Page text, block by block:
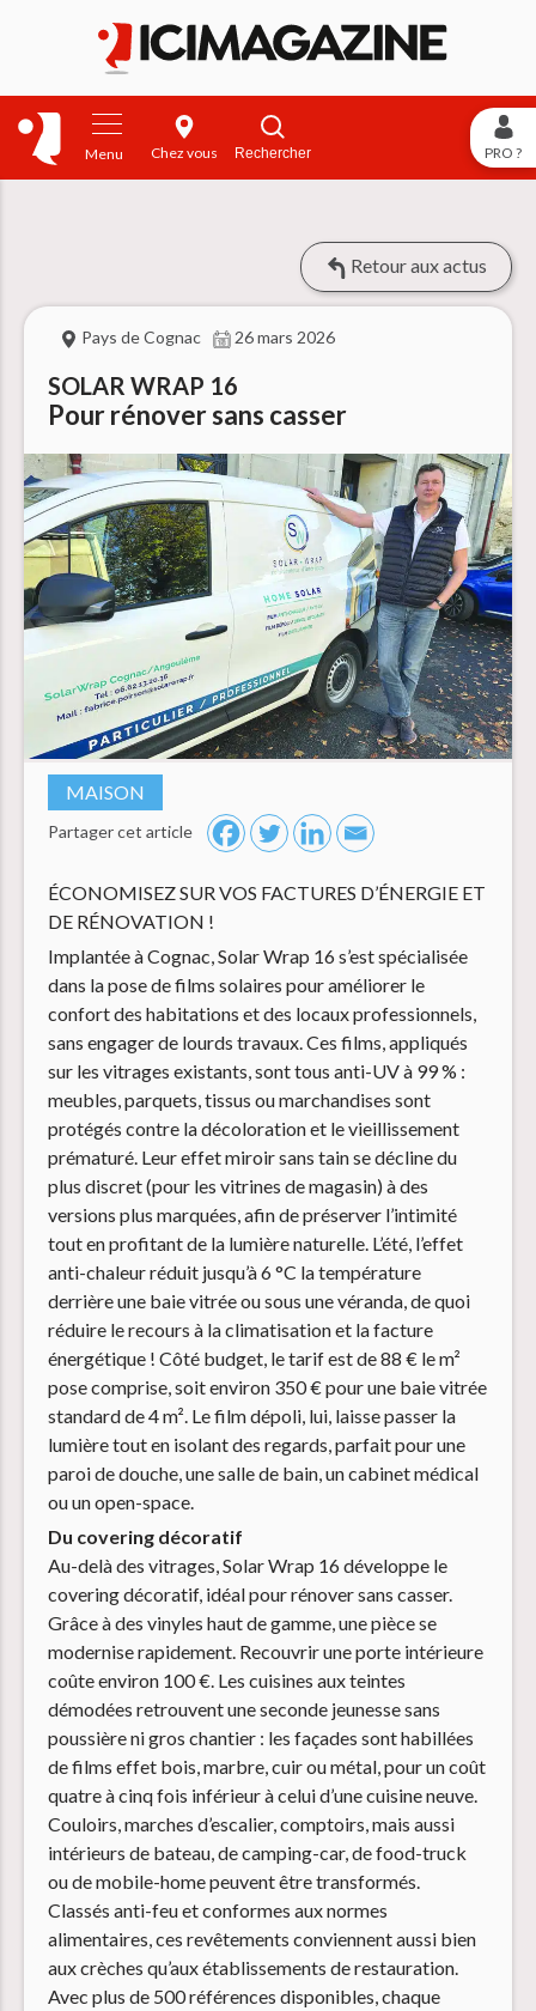
Menu Chez vous Rechercher PRO ?
Retour aux actus
Pays de Cognac 26 mars 2026
SOLAR WRAP 16
Pour rénover sans casser
MAISON
Partager cet article
ÉCONOMISEZ SUR VOS FACTURES D’ÉNERGIE ET
DE RÉNOVATION !
Implantée à Cognac, Solar Wrap 16 s’est spécialisée
dans la pose de films solaires pour améliorer le
confort des habitations et des locaux professionnels,
sans engager de lourds travaux. Ces films, appliqués
sur les vitrages existants, sont tous anti-UV à 99 % :
meubles, parquets, tissus ou marchandises sont
protégés contre la décoloration et le vieillissement
prématuré. Leur effet miroir sans tain se décline du
plus discret (pour les vitrines de magasin) à des
versions plus marquées, afin de préserver l’intimité
tout en profitant de la lumière naturelle. L’été, l’effet
anti-chaleur réduit jusqu’à 6 °C la température
derrière une baie vitrée ou sous une véranda, de quoi
réduire le recours à la climatisation et la facture
énergétique ! Côté budget, le tarif est de 88 € le m²
pose comprise, soit environ 350 € pour une baie vitrée
standard de 4 m². Le film dépoli, lui, laisse passer la
lumière tout en isolant des regards, parfait pour une
paroi de douche, une salle de bain, un cabinet médical
ou un open-space.
Du covering décoratif
Au-delà des vitrages, Solar Wrap 16 développe le
covering décoratif, idéal pour rénover sans casser.
Grâce à des vinyles haut de gamme, une pièce se
modernise rapidement. Recouvrir une porte intérieure
coûte environ 100 €. Les cuisines aux teintes
démodées retrouvent une seconde jeunesse sans
poussière ni gros chantier : les façades sont habillées
de films effet bois, marbre, cuir ou métal, pour un coût
quatre à cinq fois inférieur à celui d’une cuisine neuve.
Couloirs, marches d’escalier, comptoirs, mais aussi
intérieurs de bateau, de camping-car, de food-truck
ou de mobile-home peuvent être transformés.
Classés anti-feu et conformes aux normes
alimentaires, ces revêtements conviennent aussi bien
aux crèches qu’aux établissements de restauration.
Avec plus de 500 références disponibles, chaque